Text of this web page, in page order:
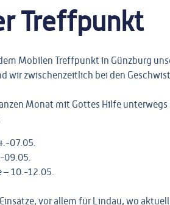
Treffpunkt
Mobilen Treffpunkt in Günzburg
wir zwischenzeitlich bei den
Monat mit Gottes Hilfe unterwegs
07.05.
09.05.
– 10.-12.05.
vor allem für Lindau, wo